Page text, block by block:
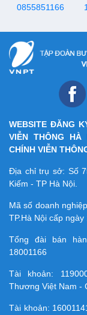
0855851166
WEBSITE ĐĂNG
VIỄN THÔNG
CHÍNH VIỄN
Địa chỉ trụ sở: Số
Kiếm - TP Hà Nội.
Mã số doanh
TP.Hà Nội cấp ngày
Tổng đài bán
18001166
Tài khoản:
Thương Việt Nam -
Tài khoản: